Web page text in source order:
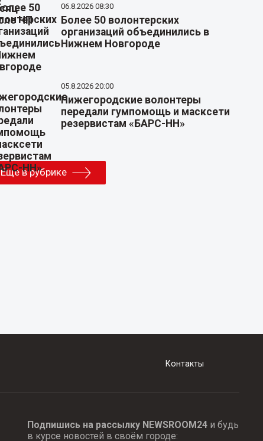
06.8.2026 08:30
Более 50 волонтерских
организаций объединились в
Нижнем Новгороде
05.8.2026 20:00
Нижегородские волонтеры
передали гумпомощь и масксети
резервистам «БАРС-НН»
Еще в рубрике
Контакты
Подпишись на рассылку NEWSROOM24и будь
в курсе новостей в своём городе: